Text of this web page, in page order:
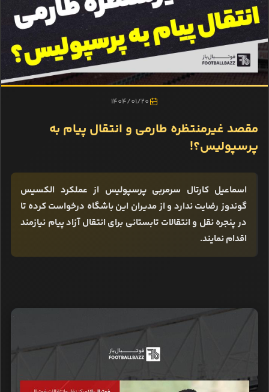
1404/01/20
مقصد غیرمنتظره طارمی و انتقال پیام به
پرسپولیس؟!
اسماعیل کارتال سرمربی پرسپولیس از عملکرد الکسیس
گوندوز رضایت ندارد و از مدیران این باشگاه درخواست کرده تا
در پنجره نقل و انتقالات تابستانی برای انتقال آزاد پیام نیازمند
اقدام نمایند.